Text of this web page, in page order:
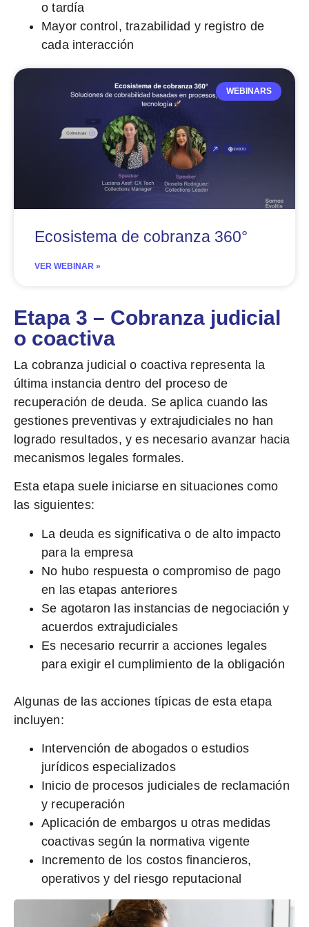
o tardía
Mayor control, trazabilidad y registro de
cada interacción
WEBINARS
Ecosistema de cobranza 360°
VER WEBINAR »
Etapa 3 – Cobranza judicial
o coactiva
La cobranza judicial o coactiva representa la
última instancia dentro del proceso de
recuperación de deuda. Se aplica cuando las
gestiones preventivas y extrajudiciales no han
logrado resultados, y es necesario avanzar hacia
mecanismos legales formales.
Esta etapa suele iniciarse en situaciones como
las siguientes:
La deuda es significativa o de alto impacto
para la empresa
No hubo respuesta o compromiso de pago
en las etapas anteriores
Se agotaron las instancias de negociación y
acuerdos extrajudiciales
Es necesario recurrir a acciones legales
para exigir el cumplimiento de la obligación
Algunas de las acciones típicas de esta etapa
incluyen:
Intervención de abogados o estudios
jurídicos especializados
Inicio de procesos judiciales de reclamación
y recuperación
Aplicación de embargos u otras medidas
coactivas según la normativa vigente
Incremento de los costos financieros,
operativos y del riesgo reputacional